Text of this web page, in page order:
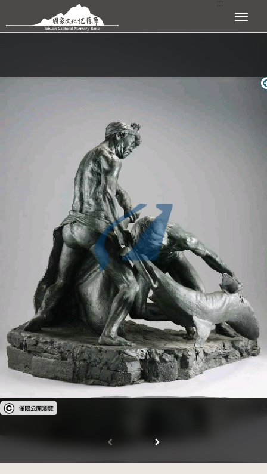
跳到主要內容區塊 展開選單
受著作權法保護-僅限於本平台有限度公開瀏覽